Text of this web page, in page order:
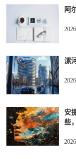
阿
漯
安
些